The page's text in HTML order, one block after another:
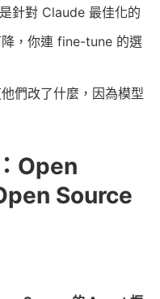
針對 Claude 最佳化的
，你連 fine-tune 的選
們改了什麼，因為模型
Open
Source